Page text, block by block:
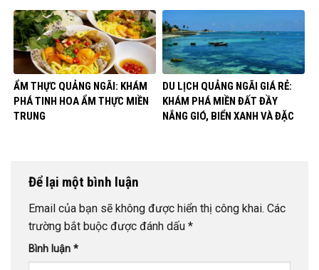
ẨM THỰC QUẢNG NGÃI: KHÁM
PHÁ TINH HOA ẨM THỰC MIỀN
TRUNG
DU LỊCH QUẢNG NGÃI GIÁ RẺ:
KHÁM PHÁ MIỀN ĐẤT ĐẦY
NẮNG GIÓ, BIỂN XANH VÀ ĐẶC
Để lại một bình luận
Email của bạn sẽ không được hiển thị công khai. Các
trường bắt buộc được đánh dấu *
Bình luận *